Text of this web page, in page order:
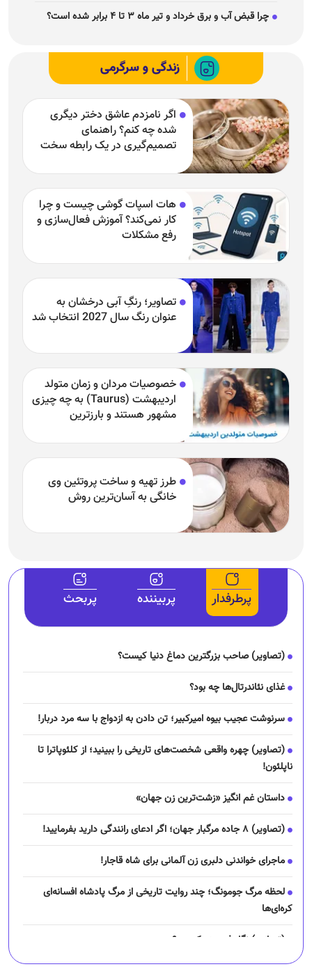
چرا قبض آب و برق خرداد و تیر ماه ۳ تا ۴ برابر شده است؟
زندگی و سرگرمی
اگر نامزدم عاشق دختر دیگری
شده چه کنم؟ راهنمای
تصمیم‌گیری در یک رابطه سخت
هات اسپات گوشی چیست و چرا
کار نمی‌کند؟ آموزش فعال‌سازی و
رفع مشکلات
تصاویر؛ رنگِ آبی درخشان به
عنوان رنگ سال 2027 انتخاب شد
خصوصیات مردان و زمان متولد
اردیبهشت (Taurus) به چه چیزی
مشهور هستند و بارزترین
طرز تهیه و ساخت پروتئین وی
خانگی به آسان‌ترین روش
پرطرفدار پربیننده پربحث
(تصاویر) صاحب بزرگترین دماغ دنیا کیست؟
غذای نئاندرتال‌ها چه بود؟
سرنوشت عجیب بیوه امیرکبیر؛ تن دادن به ازدواج با سه مرد دربار!
(تصاویر) چهره واقعی شخصت‌های تاریخی را ببینید؛ از کلئوپاترا تا
ناپلئون!
داستان غم انگیز «زشت‌ترین زن جهان»
(تصاویر) ۸ جاده مرگبار جهان؛ اگر ادعای رانندگی دارید بفرمایید!
ماجرای خواندنی دلبری زن آلمانی برای شاه قاجار!
لحظه مرگ جومونگ؛ چند روایت تاریخی از مرگ پادشاه افسانه‌ای
کره‌ای‌ها
(تصاویر) نگار فرهمند کیست؟